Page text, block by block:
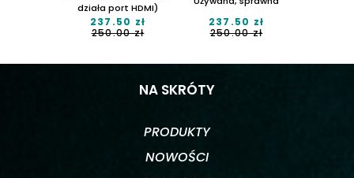
działa port HDMI)
237.50 zł
250.00 zł
237.50 zł
250.00 zł
NA SKRÓTY
PRODUKTY
NOWOŚCI